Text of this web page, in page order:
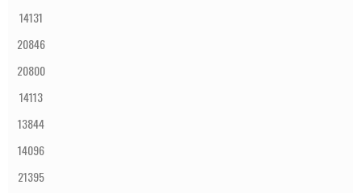
14131
20846
20800
14113
13844
14096
21395